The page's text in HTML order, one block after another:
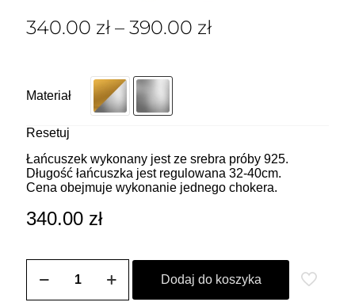
340.00 zł – 390.00 zł
Materiał
Resetuj
Łańcuszek wykonany jest ze srebra próby 925.
Długość łańcuszka jest regulowana 32-40cm.
Cena obejmuje wykonanie jednego chokera.
340.00 zł
Choker
Dodaj do koszyka